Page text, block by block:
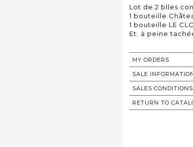
Lot de 2 blles
1 bouteille
1 bouteille LE
MY ORDERS
SALE
SALES CONDITIONS
RETURN TO